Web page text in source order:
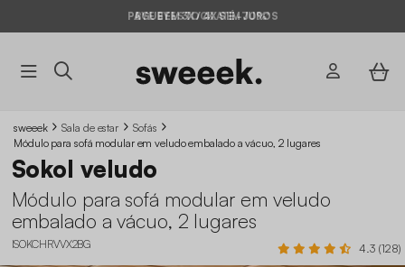
BYE BYE STOCK ATÉ -70%*
PAGUE EM 3X / 4X SEM JUROS
sweeek Sala de estar
Sofás
Módulo para sofá modular em veludo embalado a vácuo, 2 lugares
Sokol veludo
Módulo para sofá modular em veludo
embalado a vácuo, 2 lugares
ISOKCHRVVX2BG 4.3 (128)